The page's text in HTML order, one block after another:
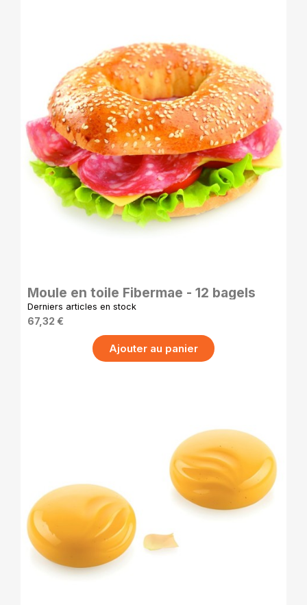
Moule en toile Fibermae - 12 bagels
Derniers articles en stock
67,32 €
Ajouter au panier